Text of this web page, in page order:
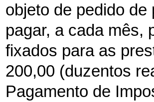
objeto de pedido
pagar, a cada mês,
fixados para as
200,00 (duzentos
Pagamento de